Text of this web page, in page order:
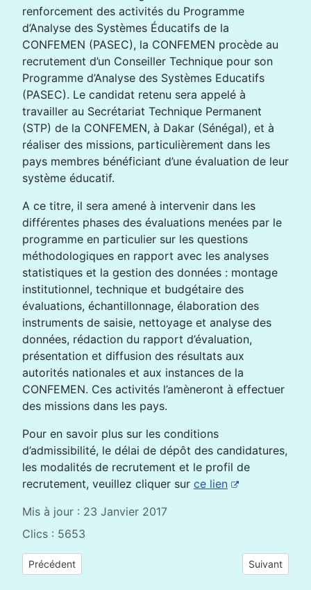
renforcement des activités du Programme
d’Analyse des Systèmes Éducatifs de la
CONFEMEN (PASEC), la CONFEMEN procède au
recrutement d’un Conseiller Technique pour son
Programme d’Analyse des Systèmes Educatifs
(PASEC). Le candidat retenu sera appelé à
travailler au Secrétariat Technique Permanent
(STP) de la CONFEMEN, à Dakar (Sénégal), et à
réaliser des missions, particulièrement dans les
pays membres bénéficiant d’une évaluation de leur
système éducatif.
A ce titre, il sera amené à intervenir dans les
différentes phases des évaluations menées par le
programme en particulier sur les questions
méthodologiques en rapport avec les analyses
statistiques et la gestion des données : montage
institutionnel, technique et budgétaire des
évaluations, échantillonnage, élaboration des
instruments de saisie, nettoyage et analyse des
données, rédaction du rapport d’évaluation,
présentation et diffusion des résultats aux
autorités nationales et aux instances de la
CONFEMEN. Ces activités l’amèneront à effectuer
des missions dans les pays.
Pour en savoir plus sur les conditions
d’admissibilité, le délai de dépôt des candidatures,
les modalités de recrutement et le profil de
recrutement, veuillez cliquer sur ce lien
Mis à jour : 23 Janvier 2017
Clics : 5653
Article précédent : Avis d'appel à candidature du prix de la/
Précédent Article
Suivant